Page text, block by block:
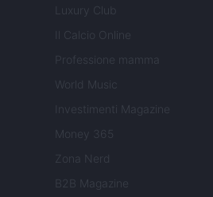
Luxury Club
Il Calcio Online
Professione mamma
World Music
Investimenti Magazine
Money 365
Zona Nerd
B2B Magazine